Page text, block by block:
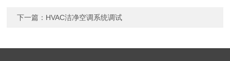
下一篇： HVAC洁净空调系统调试